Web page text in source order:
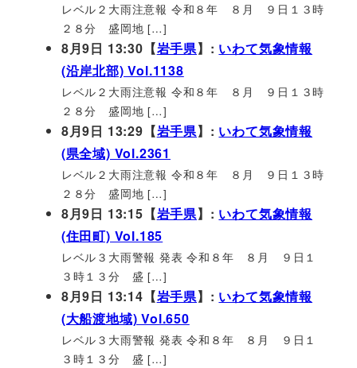
レベル２大雨注意報 令和８年 ８月 ９日１３時
２８分 盛岡地 […]
8月9日 13:30【岩手県】: いわて気象情報
(沿岸北部) Vol.1138
レベル２大雨注意報 令和８年 ８月 ９日１３時
２８分 盛岡地 […]
8月9日 13:29【岩手県】: いわて気象情報
(県全域) Vol.2361
レベル２大雨注意報 令和８年 ８月 ９日１３時
２８分 盛岡地 […]
8月9日 13:15【岩手県】: いわて気象情報
(住田町) Vol.185
レベル３大雨警報 発表 令和８年 ８月 ９日１
３時１３分 盛 […]
8月9日 13:14【岩手県】: いわて気象情報
(大船渡地域) Vol.650
レベル３大雨警報 発表 令和８年 ８月 ９日１
３時１３分 盛 […]